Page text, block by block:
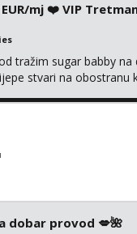
mj ❤️ VIP
tražim sugar babby
stvari na
dobar provod 💋🌺